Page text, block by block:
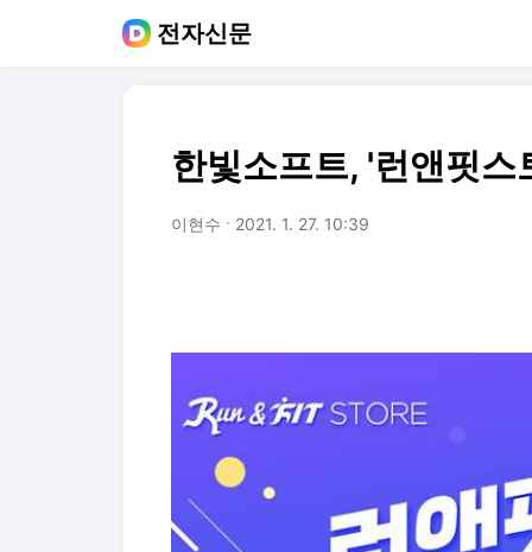
전자신문
한빛소프트, '런앤핏스
이현수 2021. 1. 27. 10:39